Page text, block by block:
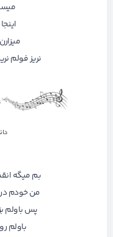
نریز فولم
بم میگه
من خودم
پس باولم
باولم